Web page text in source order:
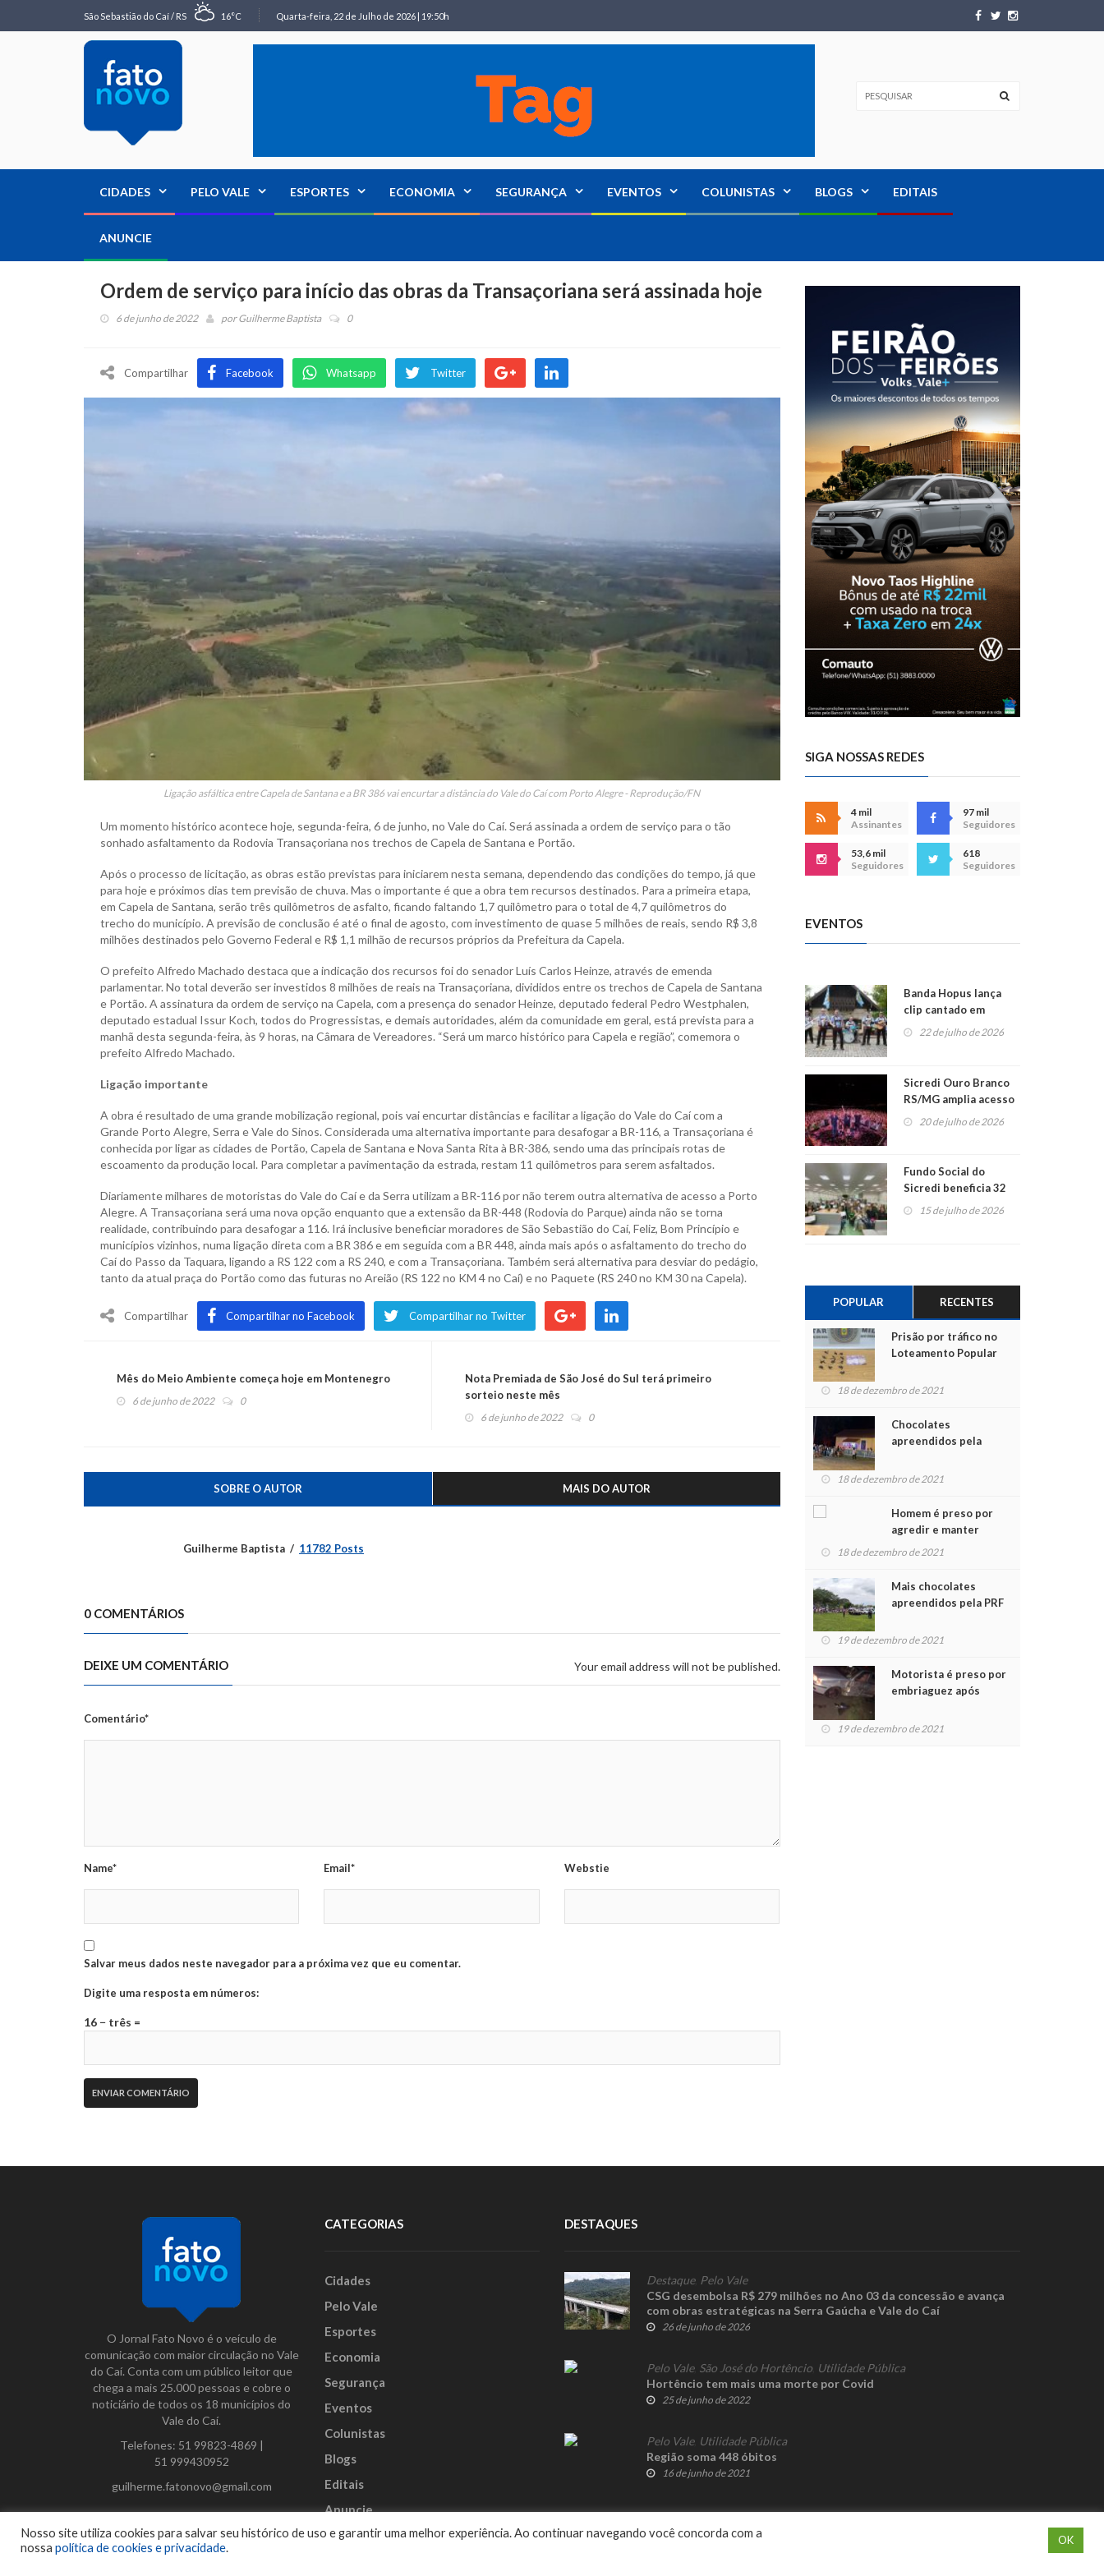
São Sebastião do Caí / RS 16°C Quarta-feira, 22 de Julho de 2026 | 19:50h
CIDADES PELO VALE ESPORTES ECONOMIA SEGURANÇA EVENTOS COLUNISTAS BLOGS EDITAIS
ANUNCIE
Ordem de serviço para início das obras da Transaçoriana será assinada hoje
6 de junho de 2022 porGuilherme Baptista 0
Compartilhar Facebook Whatsapp Twitter
Ligação asfáltica entre Capela de Santana e a BR 386 vai encurtar a distância do Vale do Caí com Porto Alegre - Reprodução/FN
Um momento histórico acontece hoje, segunda-feira, 6 de junho, no Vale do Caí. Será assinada a ordem de serviço para o tão
sonhado asfaltamento da Rodovia Transaçoriana nos trechos de Capela de Santana e Portão.
Após o processo de licitação, as obras estão previstas para iniciarem nesta semana, dependendo das condições do tempo, já que
para hoje e próximos dias tem previsão de chuva. Mas o importante é que a obra tem recursos destinados. Para a primeira etapa,
em Capela de Santana, serão três quilômetros de asfalto, ficando faltando 1,7 quilômetro para o total de 4,7 quilômetros do
trecho do município. A previsão de conclusão é até o final de agosto, com investimento de quase 5 milhões de reais, sendo R$ 3,8
milhões destinados pelo Governo Federal e R$ 1,1 milhão de recursos próprios da Prefeitura da Capela.
O prefeito Alfredo Machado destaca que a indicação dos recursos foi do senador Luís Carlos Heinze, através de emenda
parlamentar. No total deverão ser investidos 8 milhões de reais na Transaçoriana, divididos entre os trechos de Capela de Santana
e Portão. A assinatura da ordem de serviço na Capela, com a presença do senador Heinze, deputado federal Pedro Westphalen,
deputado estadual Issur Koch, todos do Progressistas, e demais autoridades, além da comunidade em geral, está prevista para a
manhã desta segunda-feira, às 9 horas, na Câmara de Vereadores. “Será um marco histórico para Capela e região”, comemora o
prefeito Alfredo Machado.
Ligação importante
A obra é resultado de uma grande mobilização regional, pois vai encurtar distâncias e facilitar a ligação do Vale do Caí com a
Grande Porto Alegre, Serra e Vale do Sinos. Considerada uma alternativa importante para desafogar a BR-116, a Transaçoriana é
conhecida por ligar as cidades de Portão, Capela de Santana e Nova Santa Rita à BR-386, sendo uma das principais rotas de
escoamento da produção local. Para completar a pavimentação da estrada, restam 11 quilômetros para serem asfaltados.
Diariamente milhares de motoristas do Vale do Caí e da Serra utilizam a BR-116 por não terem outra alternativa de acesso a Porto
Alegre. A Transaçoriana será uma nova opção enquanto que a extensão da BR-448 (Rodovia do Parque) ainda não se torna
realidade, contribuindo para desafogar a 116. Irá inclusive beneficiar moradores de São Sebastião do Caí, Feliz, Bom Princípio e
municípios vizinhos, numa ligação direta com a BR 386 e em seguida com a BR 448, ainda mais após o asfaltamento do trecho do
Caí do Passo da Taquara, ligando a RS 122 com a RS 240, e com a Transaçoriana. Também será alternativa para desviar do pedágio,
tanto da atual praça do Portão como das futuras no Areião (RS 122 no KM 4 no Caí) e no Paquete (RS 240 no KM 30 na Capela).
Compartilhar Compartilhar no Facebook Compartilhar no Twitter
Mês do Meio Ambiente começa hoje em Montenegro
6 de junho de 2022 0
Nota Premiada de São José do Sul terá primeiro
sorteio neste mês
6 de junho de 2022 0
SOBRE O AUTOR MAIS DO AUTOR
Guilherme Baptista 11782 Posts
0 COMENTÁRIOS
DEIXE UM COMENTÁRIO Your email address will not be published.
Comentário*
Name* Email* Webstie
Salvar meus dados neste navegador para a próxima vez que eu comentar.
Digite uma resposta em números:
16 − três =
SIGA NOSSAS REDES
4 mil
Assinantes
97 mil
Seguidores
53,6 mil
Seguidores
618
Seguidores
EVENTOS
Banda Hopus lança
clip cantado em
alemão e inglês
22 de julho de 2026
Sicredi Ouro Branco
RS/MG amplia acesso
ao show dos 45 anos
para mais associados
20 de julho de 2026
Fundo Social do
Sicredi beneficia 32
projetos em
15 de julho de 2026
POPULAR RECENTES
Prisão por tráfico no
Loteamento Popular
18 de dezembro de 2021
Chocolates
apreendidos pela
para crianças na
18 de dezembro de 2021
Homem é preso por
agredir e manter
mulher em cárcere
18 de dezembro de 2021
Mais chocolates
apreendidos pela PRF
crianças no Natal
19 de dezembro de 2021
Motorista é preso por
embriaguez após
feridos
19 de dezembro de 2021
O Jornal Fato Novo é o veículo de
comunicação com maior circulação no Vale
do Caí. Conta com um público leitor que
chega a mais 25.000 pessoas e cobre o
noticiário de todos os 18 municípios do
Vale do Caí.
Telefones: 51 99823-4869 |
51 999430952
guilherme.fatonovo@gmail.com
Facebook
Instagram
Twitter
CATEGORIAS
Cidades
Pelo Vale
Esportes
Economia
Segurança
Eventos
Colunistas
Blogs
Editais
Anuncie
DESTAQUES
Destaque, Pelo Vale
CSG desembolsa R$ 279 milhões no Ano 03 da concessão e avança
com obras estratégicas na Serra Gaúcha e Vale do Caí
26 de junho de 2026
Pelo Vale, São José do Hortêncio Utilidade Pública
Hortêncio tem mais uma morte por Covid
25 de junho de 2022
Pelo Vale, Utilidade Pública
Região soma 448 óbitos
16 de junho de 2021
Nosso site utiliza cookies para salvar seu histórico de uso e garantir uma melhor experiência. Ao continuar navegando você concorda com a
nossa política de cookies e privacidade.
OK